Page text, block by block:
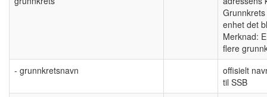
enhet det
Merknad:
flere
- grunnkretsnavn
offisielt
til SSB